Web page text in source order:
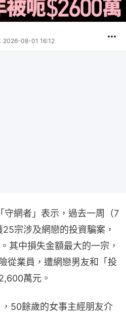
2026-08-01 16:12
網者」表示，過去一周（7
宗涉及網戀的投資騙案，
其中損失金額最大的一宗，
從業員，遭網戀男友和「投
萬元。
50餘歲的女事主經朋友介